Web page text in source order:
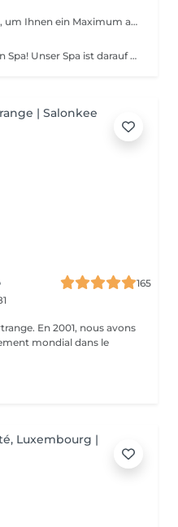
Diese Massage wurde entwickelt, um Ihnen ein Maximum an Entspannung zu bieten. Sie löst Verspannungen, verbessert die Durchblutung und durchflutet Ihren Körper mit Ruhe und Gelassenheit.
Willkommen in unserem privaten Spa! Unser Spa ist darauf ausgerichtet, Ihnen ein entspannendes und verjüngendes Erlebnis zu bieten. Ihr Paket beinhaltet: Hammam: Unser traditionelles türkisches Bad wird Ihnen ein erfrischendes und belebendes Gefühl geben. Die dampfige Umgebung ist ideal zum Entspannen und Entgiften Ihrer Haut. Sauna: Unsere Sauna hilft Ihnen, alle Giftstoffe aus Ihrem Körper zu schwitzen und Muskelverspannungen zu lösen. Whirlpool: Unser geräumiger Whirlpool ist der perfekte Ort, um sich zu entspannen und im warmen, sprudelnden Wasser zu baden. Handtücher: Wir stellen Ihnen hochwertige Handtücher zur Verfügung, damit Sie sich während Ihres Besuchs wohl fühlen. Gereinigtes Wasser mit Früchten: Bleiben Sie hydriert mit unserem gereinigten Wasser, das mit frischen Früchten angereichert ist. Eine Flasche Champagner: Nippen Sie an einer kostenlosen Flasche Champagner, während Sie in unserem Spa entspannen. Zwei einstündige Massagen: Unsere erfahrenen Massagetherapeuten bieten Ihnen eine wohltuende Massage, die alle Verspannungen löst und Sie völlig entspannt zurücklässt. Unser privates Spa ist der perfekte Ort, um dem Alltagsstress zu entfliehen und sich die dringend benötigte Verwöhnung zu gönnen. Wir sorgen dafür, dass Ihr Besuch zu einem unvergesslichen Erlebnis wird. Für weitere Informationen und / oder Buchungen können Sie uns gerne kontaktieren: infowellness4ever@gmail.com
165
En 2001, nous avons
mondial dans le